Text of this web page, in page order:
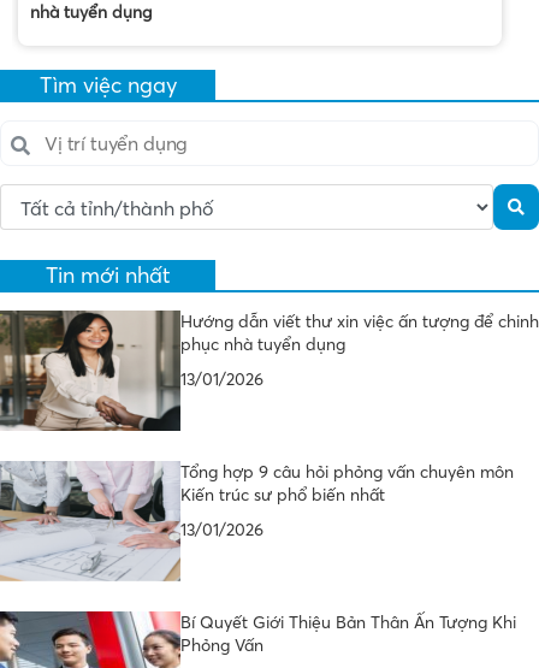
nhà tuyển dụng
Tìm việc ngay
Tin mới nhất
Hướng dẫn viết thư xin việc ấn tượng để chinh
phục nhà tuyển dụng
13/01/2026
Tổng hợp 9 câu hỏi phỏng vấn chuyên môn
Kiến trúc sư phổ biến nhất
13/01/2026
Bí Quyết Giới Thiệu Bản Thân Ấn Tượng Khi
Phỏng Vấn